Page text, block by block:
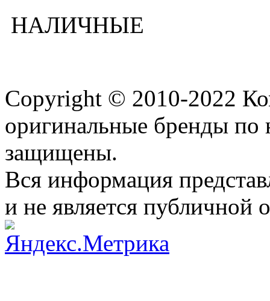
НАЛИЧНЫЕ
Copyright © 2010-2022
оригинальные бренды по
защищены.
Вся информация
и не является публичной